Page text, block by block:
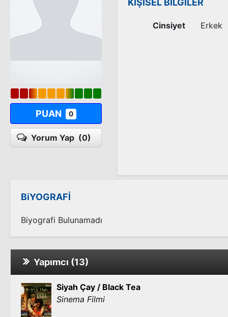
PUAN 0
Yorum Yap (0)
KİŞİSEL BİLGİLER
Cinsiyet Erkek
BiYOGRAFİ
Biyografi Bulunamadı
Yapımcı (13)
Siyah Çay / Black Tea
Sinema Filmi